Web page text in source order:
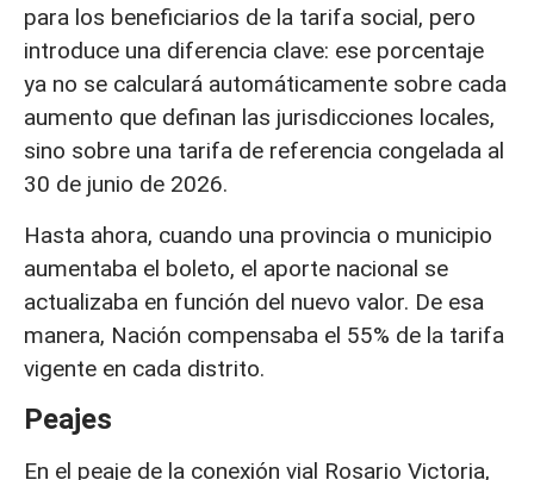
para los beneficiarios de la tarifa social, pero
introduce una diferencia clave: ese porcentaje
ya no se calculará automáticamente sobre cada
aumento que definan las jurisdicciones locales,
sino sobre una tarifa de referencia congelada al
30 de junio de 2026.
Hasta ahora, cuando una provincia o municipio
aumentaba el boleto, el aporte nacional se
actualizaba en función del nuevo valor. De esa
manera, Nación compensaba el 55% de la tarifa
vigente en cada distrito.
Peajes
En el peaje de la conexión vial Rosario Victoria,